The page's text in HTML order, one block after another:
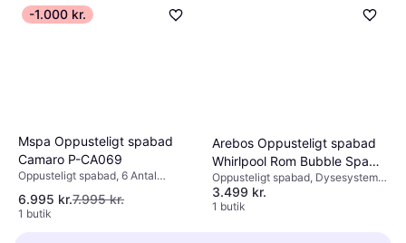
-1.000 kr.
Mspa Oppusteligt spabad
Camaro P-CA069
Oppusteligt spabad, 6 Antal
Fjernbetjening, Boblefunktion.,
Dysesystem, Alarmsystem for
6.995 kr.7.995 kr.
1 butik
Arebos Oppusteligt spabad
Whirlpool Rom Bubble Spa
Ø208cm
Oppusteligt spabad, Dysesystem,
Varmer
3.499 kr.
1 butik